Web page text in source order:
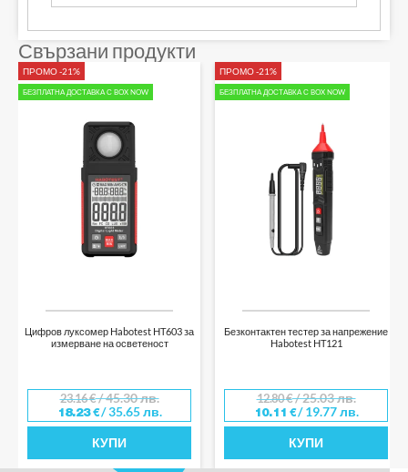
Свързани продукти
ПРОМО -21%
БЕЗПЛАТНА ДОСТАВКА С BOX NOW
Цифров луксомер Habotest HT603 за
измерване на осветеност
23.16€/ 45.30 лв.
18.23€/ 35.65 лв.
КУПИ
ПРОМО -21%
БЕЗПЛАТНА ДОСТАВКА С BOX NOW
Безконтактен тестер за напрежение
Habotest HT121
12.80€/ 25.03 лв.
10.11 €/ 19.77 лв.
КУПИ